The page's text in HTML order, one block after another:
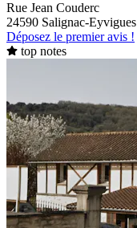
Rue Jean Couderc
24590 Salignac-Eyvigues
Déposez le premier avis !
top notes